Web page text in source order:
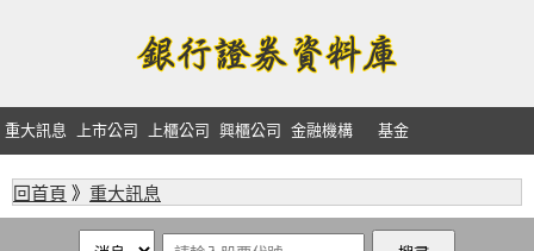
重大訊息 上市公司 上櫃公司 興櫃公司 金融機構 基金
回首頁 》 重大訊息